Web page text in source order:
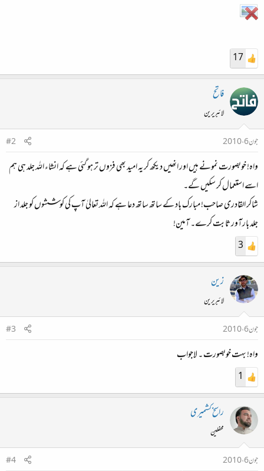
17
فاتح
لائبریرین
جون 6، 2010
#2
واہ! خوبصورت نمونے ہیں اور انھیں دیکھ کر یہ امید بھی فزوں تر ہو گئی ہے کہ انشاء اللہ جلد ہی ہم
اسے استعمال کر سکیں گے۔
شاکر القادری صاحب! مبارک باد کے ساتھ ساتھ دعا ہے کہ اللہ تعالیٰ آپ کی کوششوں کو جلد از
جلد بارآور ثابت کرے۔ آمین!
3
زین
لائبریرین
جون 6، 2010
#3
واہ! بہت خوبصورت ۔ لاجواب
1
راسخ کشمیری
محفلین
جون 6، 2010
#4